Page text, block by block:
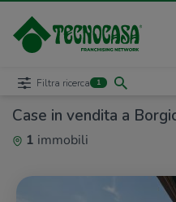
Case in vendita a
1 immobili
Filtra ricerca 1